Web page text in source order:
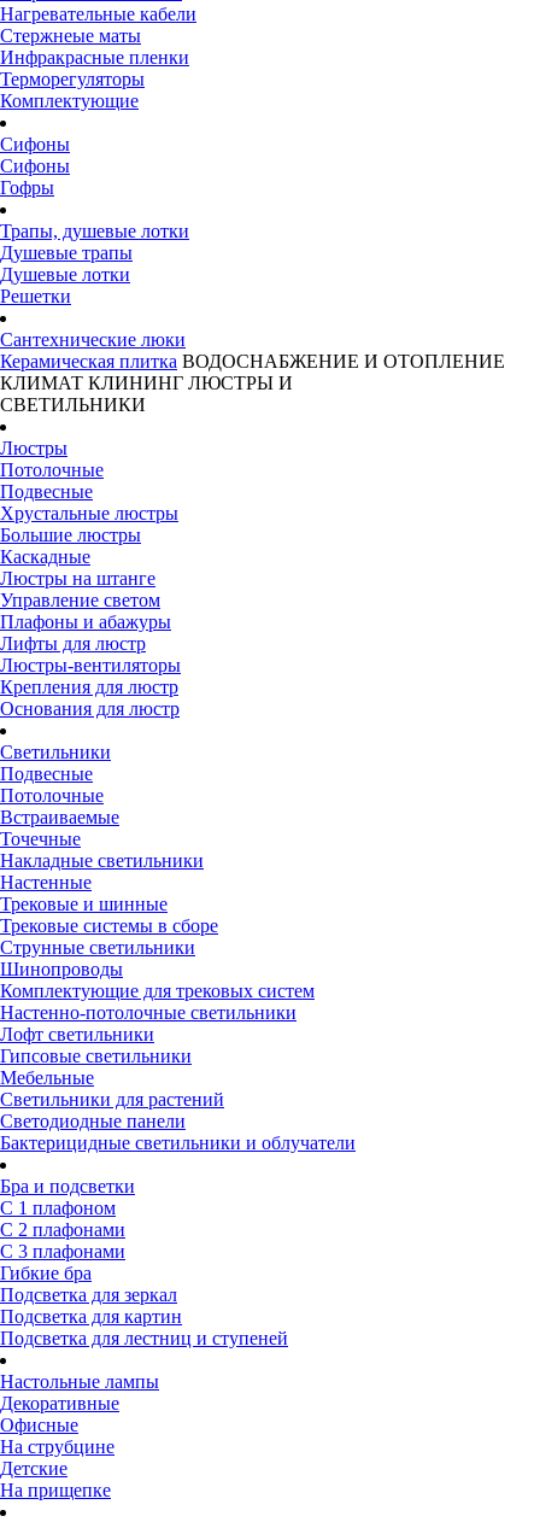
Нагревательные кабели
Стержнеые маты
Инфракрасные пленки
Терморегуляторы
Комплектующие
Сифоны
Сифоны
Гофры
Трапы, душевые лотки
Душевые трапы
Душевые лотки
Решетки
Сантехнические люки
Керамическая плитка ВОДОСНАБЖЕНИЕ И ОТОПЛЕНИЕ
КЛИМАТ КЛИНИНГ ЛЮСТРЫ И
СВЕТИЛЬНИКИ
Люстры
Потолочные
Подвесные
Хрустальные люстры
Большие люстры
Каскадные
Люстры на штанге
Управление светом
Плафоны и абажуры
Лифты для люстр
Люстры-вентиляторы
Крепления для люстр
Основания для люстр
Светильники
Подвесные
Потолочные
Встраиваемые
Точечные
Накладные светильники
Настенные
Трековые и шинные
Трековые системы в сборе
Струнные светильники
Шинопроводы
Комплектующие для трековых систем
Настенно-потолочные светильники
Лофт светильники
Гипсовые светильники
Мебельные
Светильники для растений
Светодиодные панели
Бактерицидные светильники и облучатели
Бра и подсветки
С 1 плафоном
С 2 плафонами
С 3 плафонами
Гибкие бра
Подсветка для зеркал
Подсветка для картин
Подсветка для лестниц и ступеней
Настольные лампы
Декоративные
Офисные
На струбцине
Детские
На прищепке